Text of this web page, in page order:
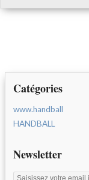
Catégories
www.handball
HANDBALL
Newsletter